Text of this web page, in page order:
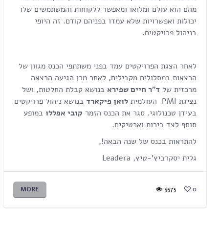
מהם הוא עולם ומלואו ומאפשר ללקוחות והמשתמשים שלו
יכולות ואפשרויות שלא עמדו בפניהם קודם. זה היופי
בניהול פרויקטים.
לאחר הצגת הפרויקטים עמד בפני משתתפי הכנס מגוון של
הרצאות במסלולים מקבילים, לאחר מכן הגיעה הרצאה
מרכזית של ד"ר חיים שפירא בנושא קבלת החלטות, ושל
נציגת PMI העולמית
לואן פיקארד בנושא ניהול פרויקטים
בעידן טכנולוגי. סגר את הכנס הזמר קובי אפללו במופע
סוחף לצד בירות וארטיקים.
להתראות בכנס של שנה הבאה!,
גלית יסקרביץ'-טיץ, Leadera
MORE 5573 0